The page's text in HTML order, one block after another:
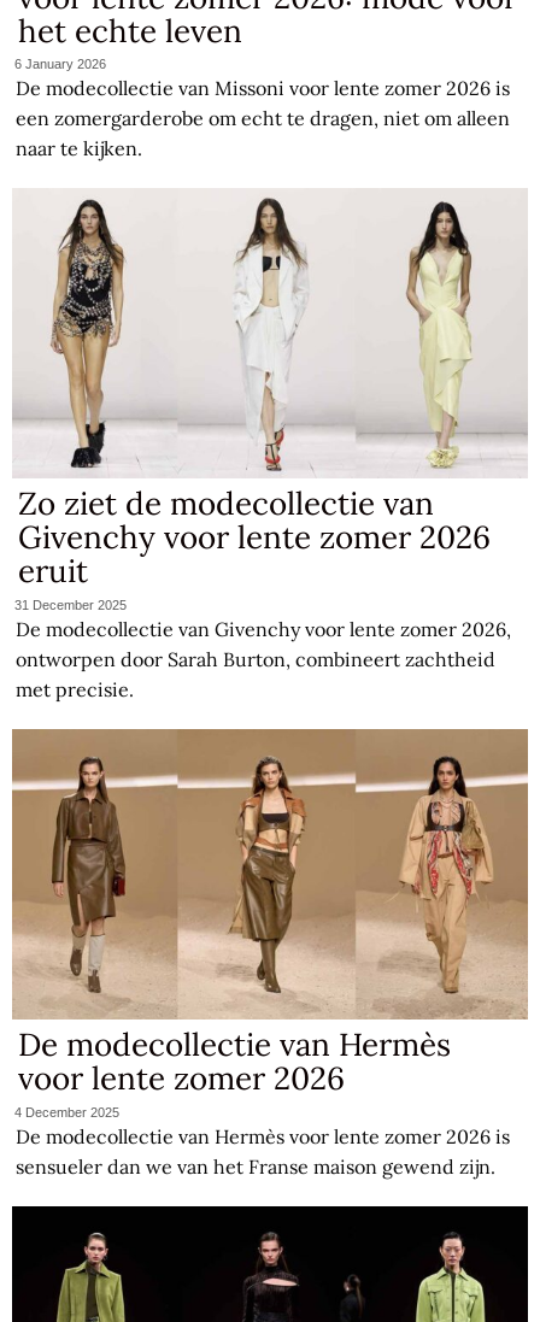
het echte leven
6 January 2026
De modecollectie van Missoni voor lente zomer 2026 is
een zomergarderobe om echt te dragen, niet om alleen
naar te kijken.
Zo ziet de modecollectie van
Givenchy voor lente zomer 2026
eruit
31 December 2025
De modecollectie van Givenchy voor lente zomer 2026,
ontworpen door Sarah Burton, combineert zachtheid
met precisie.
De modecollectie van Hermès
voor lente zomer 2026
4 December 2025
De modecollectie van Hermès voor lente zomer 2026 is
sensueler dan we van het Franse maison gewend zijn.